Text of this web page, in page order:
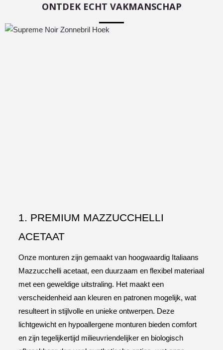
ONTDEK ECHT VAKMANSCHAP
1. PREMIUM MAZZUCCHELLI
ACETAAT
Onze monturen zijn gemaakt van hoogwaardig Italiaans
Mazzucchelli acetaat, een duurzaam en flexibel materiaal
met een geweldige uitstraling. Het maakt een
verscheidenheid aan kleuren en patronen mogelijk, wat
resulteert in stijlvolle en unieke ontwerpen. Deze
lichtgewicht en hypoallergene monturen bieden comfort
en zijn tegelijkertijd milieuvriendelijker en biologisch